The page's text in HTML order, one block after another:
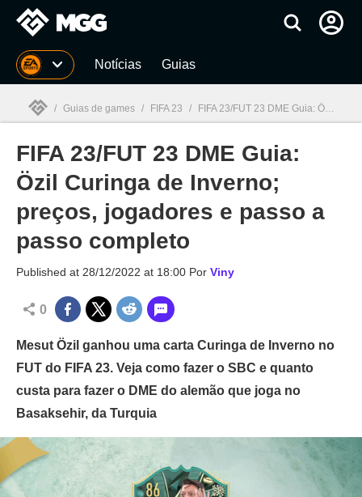
Millenium Notícias Guias
Millenium
/ Guias de games / FIFA 23 / FIFA 23/FUT 23 DME Guia: Özil Curinga de Inverno; preços, jogadores e passo a passo completo
FIFA 23/FUT 23 DME Guia:
Özil Curinga de Inverno;
preços, jogadores e passo a
passo completo
Published at 28/12/2022 at 18:00 Por Viny
0
Mesut Özil ganhou uma carta Curinga de Inverno no
FUT do FIFA 23. Veja como fazer o SBC e quanto
custa para fazer o DME do alemão que joga no
Basaksehir, da Turquia